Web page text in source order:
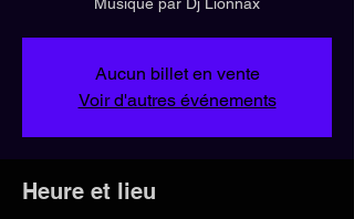
Aucun billet en vente
Voir d'autres événements
Heure et lieu